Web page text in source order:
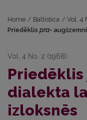
Home / Baltistica / Vol. 4
Priedēklis pra-
Vol. 4 No. 2 (1968)
Priedēklis
dialekta
izloksnēs